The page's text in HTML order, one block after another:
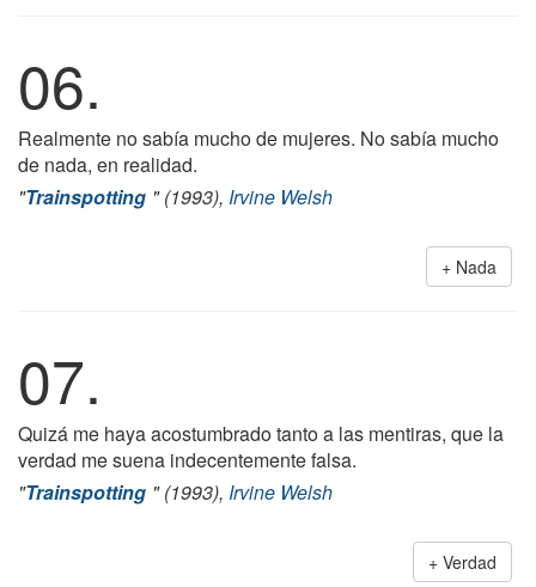
06.
Realmente no sabía mucho de mujeres. No sabía mucho
de nada, en realidad.
"Trainspotting " (1993), Irvine Welsh
Nada
07.
Quizá me haya acostumbrado tanto a las mentiras, que la
verdad me suena indecentemente falsa.
"Trainspotting " (1993), Irvine Welsh
Verdad